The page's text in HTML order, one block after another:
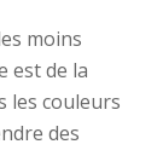
moins
est de la
les couleurs
des